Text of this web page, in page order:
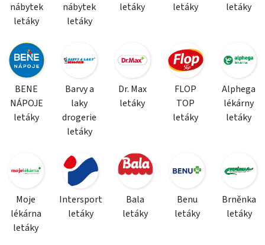
nábytek
letáky
nábytek
letáky
letáky
letáky
letáky
BENE
NÁPOJE
letáky
Barvy a
laky
drogerie
letáky
Dr. Max
letáky
FLOP
TOP
letáky
Alphega
lékárny
letáky
Moje
lékárna
letáky
Intersport
letáky
Bala
letáky
Benu
letáky
Brněnka
letáky